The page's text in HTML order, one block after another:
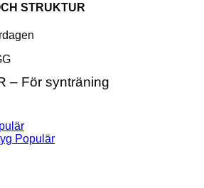
STRUKTUR
– För synträning